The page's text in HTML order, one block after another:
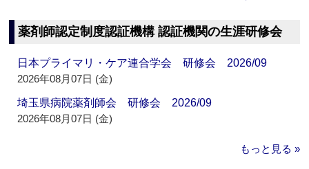
薬剤師認定制度認証機構 認証機関の生涯研修会
日本プライマリ・ケア連合学会 研修会 2026/09
2026年08月07日 (金)
埼玉県病院薬剤師会 研修会 2026/09
2026年08月07日 (金)
もっと見る »